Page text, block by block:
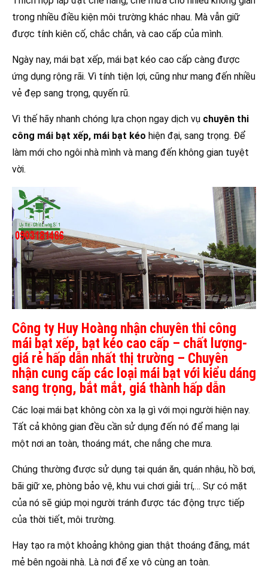
trong nhiều điều kiện môi trường khác nhau. Mà vẫn giữ
được tính kiên cố, chắc chắn, và cao cấp của mình.
Ngày nay, mái bạt xếp, mái bạt kéo cao cấp càng được
ứng dụng rộng rãi. Vì tính tiện lợi, cũng như mang đến nhiều
vẻ đẹp sang trọng, quyến rũ.
Vì thế hãy nhanh chóng lựa chọn ngay dịch vụ chuyên thi
công mái bạt xếp, mái bạt kéo hiện đại, sang trọng. Để
làm mới cho ngôi nhà mình và mang đến không gian tuyệt
vời.
Công ty Huy Hoàng nhận chuyên thi công
mái bạt xếp, bạt kéo cao cấp – chất lượng-
giá rẻ hấp dẫn nhất thị trường – Chuyên
nhận cung cấp các loại mái bạt với kiểu dáng
sang trọng, bắt mắt, giá thành hấp dẫn
Các loại mái bạt không còn xa lạ gì với mọi người hiện nay.
Tất cả không gian đều cần sử dụng đến nó để mang lại
một nơi an toàn, thoáng mát, che nắng che mưa.
Chúng thường được sử dụng tại quán ăn, quán nhậu, hồ bơi,
bãi giữ xe, phòng bảo vệ, khu vui chơi giải trí,… Sự có mặt
của nó sẽ giúp mọi người tránh được tác động trực tiếp
của thời tiết, môi trường.
Hay tạo ra một khoảng không gian thật thoáng đãng, mát
mẻ bên ngoài nhà. Là nơi để xe vô cùng an toàn.